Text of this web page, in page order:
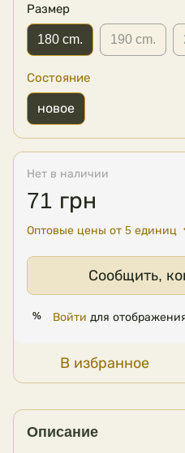
Размер
180 cm. 190 cm.
Состояние
новое
Нет в наличии
71 грн
Оптовые цены от 5 единиц
Сообщить,
% Войти для
В избранное
Описание